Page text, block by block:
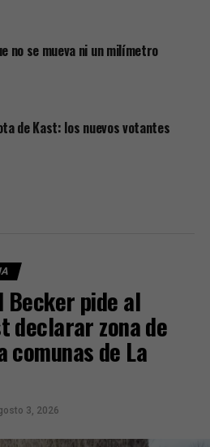
no se mueva ni un milímetro
de Kast: los nuevos votantes
Becker pide al
declarar zona de
de La
3, 2026